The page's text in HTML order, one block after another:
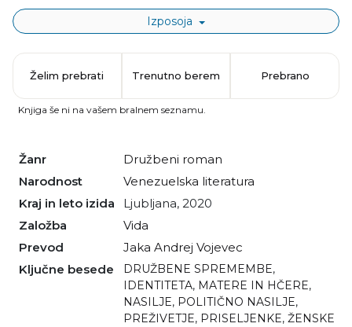
Izposoja
Žanr
družbeni roman
Narodnost
venezuelska literatura
Kraj in leto izida
Ljubljana, 2020
Založba
Vida
Prevod
Jaka Andrej Vojevec
Ključne besede
DRUŽBENE SPREMEMBE,
IDENTITETA, MATERE IN HČERE,
NASILJE, POLITIČNO NASILJE,
PREŽIVETJE, PRISELJENKE, ŽENSKE
Želim prebrati Trenutno berem Prebrano
Knjiga še ni na vašem bralnem seznamu.